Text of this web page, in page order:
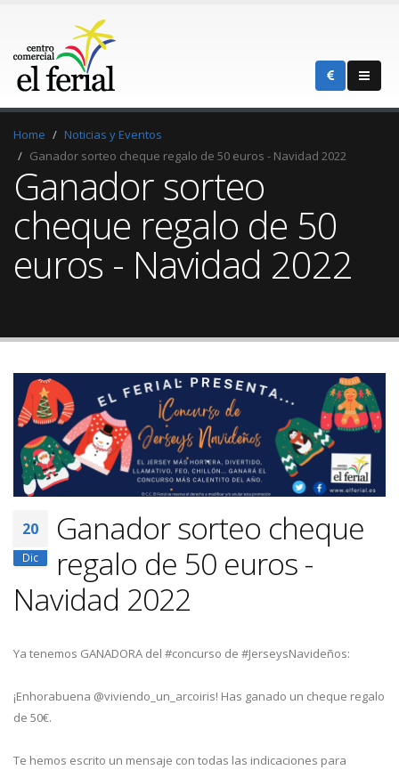
Home
Noticias y Eventos
Ganador sorteo cheque regalo de 50 euros - Navidad 2022
Ganador sorteo
cheque regalo de 50
euros - Navidad 2022
20
Dic
Ganador sorteo cheque
regalo de 50 euros -
Navidad 2022
Ya tenemos GANADORA del #concurso de #JerseysNavideños:
¡Enhorabuena @viviendo_un_arcoiris! Has ganado un cheque regalo
de 50€.
Te hemos escrito un mensaje con todas las indicaciones para